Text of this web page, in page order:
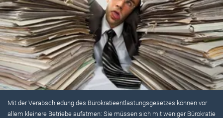
Mit der Verabschiedung des Bürokratieentlastungsgesetzes können vor
allem kleinere Betriebe aufatmen: Sie müssen sich mit weniger Bürokratie